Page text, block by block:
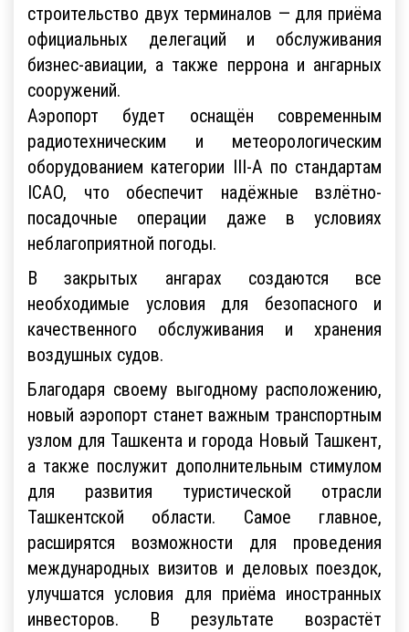
строительство двух терминалов — для приёма
официальных делегаций и обслуживания
бизнес-авиации, а также перрона и ангарных
сооружений.
Аэропорт будет оснащён современным
радиотехническим и метеорологическим
оборудованием категории III-А по стандартам
ICAO, что обеспечит надёжные взлётно-
посадочные операции даже в условиях
неблагоприятной погоды.
В закрытых ангарах создаются все
необходимые условия для безопасного и
качественного обслуживания и хранения
воздушных судов.
Благодаря своему выгодному расположению,
новый аэропорт станет важным транспортным
узлом для Ташкента и города Новый Ташкент,
а также послужит дополнительным стимулом
для развития туристической отрасли
Ташкентской области. Самое главное,
расширятся возможности для проведения
международных визитов и деловых поездок,
улучшатся условия для приёма иностранных
инвесторов. В результате возрастёт